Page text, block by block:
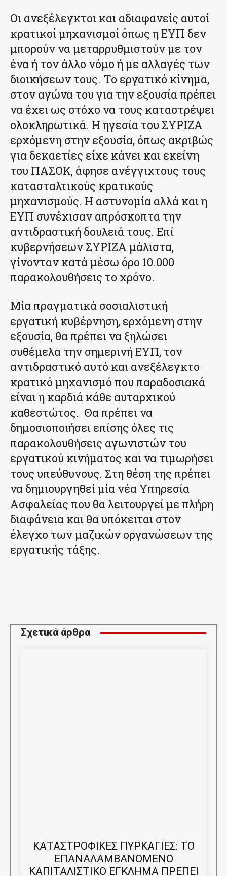
Οι ανεξέλεγκτοι και αδιαφανείς αυτοί
κρατικοί μηχανισμοί όπως η ΕΥΠ δεν
μπορούν να μεταρρυθμιστούν με τον
ένα ή τον άλλο νόμο ή με αλλαγές των
διοικήσεων τους. Το εργατικό κίνημα,
στον αγώνα του για την εξουσία πρέπει
να έχει ως στόχο να τους καταστρέψει
ολοκληρωτικά. Η ηγεσία του ΣΥΡΙΖΑ
ερχόμενη στην εξουσία, όπως ακριβώς
για δεκαετίες είχε κάνει και εκείνη
του ΠΑΣΟΚ, άφησε ανέγγιχτους τους
κατασταλτικούς κρατικούς
μηχανισμούς. Η αστυνομία αλλά και η
ΕΥΠ συνέχισαν απρόσκοπτα την
αντιδραστική δουλειά τους. Επί
κυβερνήσεων ΣΥΡΙΖΑ μάλιστα,
γίνονταν κατά μέσω όρο 10.000
παρακολουθήσεις το χρόνο.
Μία πραγματικά σοσιαλιστική
εργατική κυβέρνηση, ερχόμενη στην
εξουσία, θα πρέπει να ξηλώσει
συθέμελα την σημερινή ΕΥΠ, τον
αντιδραστικό αυτό και ανεξέλεγκτο
κρατικό μηχανισμό που παραδοσιακά
είναι η καρδιά κάθε αυταρχικού
καθεστώτος. Θα πρέπει να
δημοσιοποιήσει επίσης όλες τις
παρακολουθήσεις αγωνιστών του
εργατικού κινήματος και να τιμωρήσει
τους υπεύθυνους. Στη θέση της πρέπει
να δημιουργηθεί μία νέα Υπηρεσία
Ασφαλείας που θα λειτουργεί με πλήρη
διαφάνεια και θα υπόκειται στον
έλεγχο των μαζικών οργανώσεων της
εργατικής τάξης.
Σχετικά άρθρα
ΚΑΤΑΣΤΡΟΦΙΚΕΣ ΠΥΡΚΑΓΙΕΣ: ΤΟ
ΕΠΑΝΑΛΑΜΒΑΝΟΜΕΝΟ
ΚΑΠΙΤΑΛΙΣΤΙΚΟ ΕΓΚΛΗΜΑ ΠΡΕΠΕΙ